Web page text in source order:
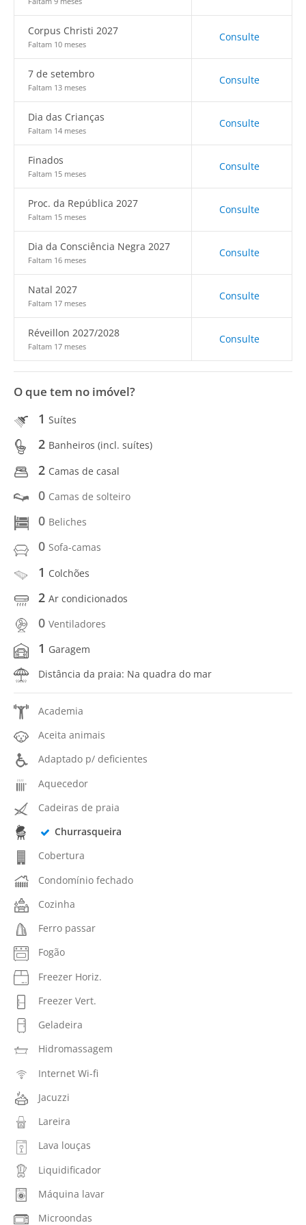
Corpus Christi 2027
Faltam 10 meses
Consulte
7 de setembro
Faltam 13 meses
Consulte
Dia das Crianças
Faltam 14 meses
Consulte
Finados
Faltam 15 meses
Consulte
Proc. da República 2027
Faltam 15 meses
Consulte
Dia da Consciência Negra 2027
Faltam 16 meses
Consulte
Natal 2027
Faltam 17 meses
Consulte
Réveillon 2027/2028
Faltam 17 meses
Consulte
O que tem no imóvel?
1 Suítes
2 Banheiros (incl. suítes)
2 Camas de casal
0 Camas de solteiro
0 Beliches
0 Sofa-camas
1 Colchões
2 Ar condicionados
0 Ventiladores
1 Garagem
Distância da praia: Na quadra do mar
Academia
Aceita animais
Adaptado p/ deficientes
Aquecedor
Cadeiras de praia
Churrasqueira
Cobertura
Condomínio fechado
Cozinha
Ferro passar
Fogão
Freezer Horiz.
Freezer Vert.
Geladeira
Hidromassagem
Internet Wi-fi
Jacuzzi
Lareira
Lava louças
Liquidificador
Máquina lavar
Microondas